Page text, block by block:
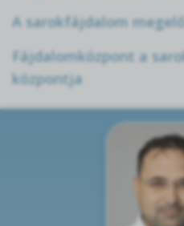
A sarokfájdalom
Fájdalomközpont a
központja